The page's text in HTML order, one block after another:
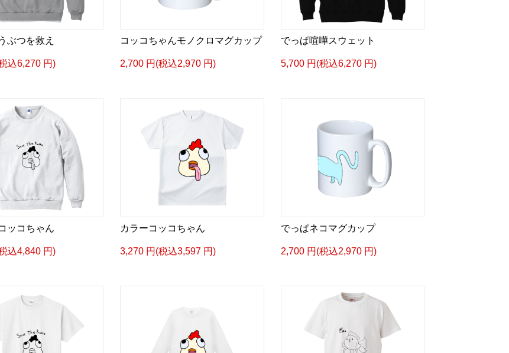
ぶつを救え
込6,270 円)
コッコちゃんモノクロマグカップ
2,700 円(税込2,970 円)
でっぱ喧嘩スウェット
5,700 円(税込6,270 円)
ッコちゃん
込4,840 円)
カラーコッコちゃん
3,270 円(税込3,597 円)
でっぱネコマグカップ
2,700 円(税込2,970 円)